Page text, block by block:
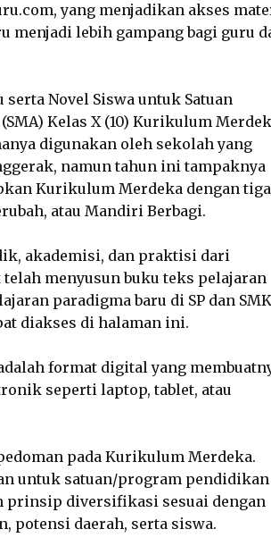
yang menjadikan akses
menjadi lebih gampang bagi guru
Novel Siswa untuk Satuan
Kelas X (10) Kurikulum
digunakan oleh sekolah yang
namun tahun ini tampaknya
Kurikulum Merdeka dengan tiga
atau Mandiri Berbagi.
akademisi, dan praktisi dari
menyusun buku teks pelajaran
paradigma baru di SP dan SMK
diakses di halaman ini.
format digital yang
seperti laptop, tablet, atau
pada Kurikulum Merdeka.
untuk satuan/program pendidikan
prinsip diversifikasi sesuai dengan
potensi daerah, serta siswa.